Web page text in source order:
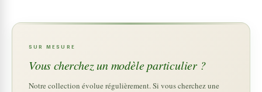
SUR MESURE
Vous cherchez un modèle particulier ?
Notre collection évolue régulièrement. Si vous cherchez une